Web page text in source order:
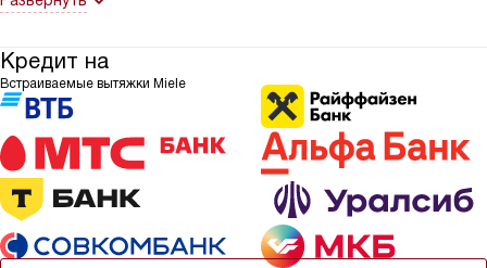
Кредит на
Встраиваемые вытяжки Miele